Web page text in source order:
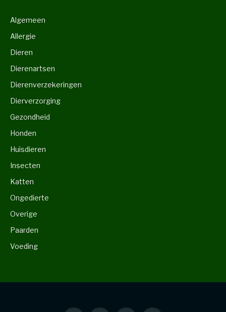
Algemeen
Allergie
Dieren
Dierenartsen
Dierenverzekeringen
Dierverzorging
Gezondheid
Honden
Huisdieren
Insecten
Katten
Ongedierte
Overige
Paarden
Voeding